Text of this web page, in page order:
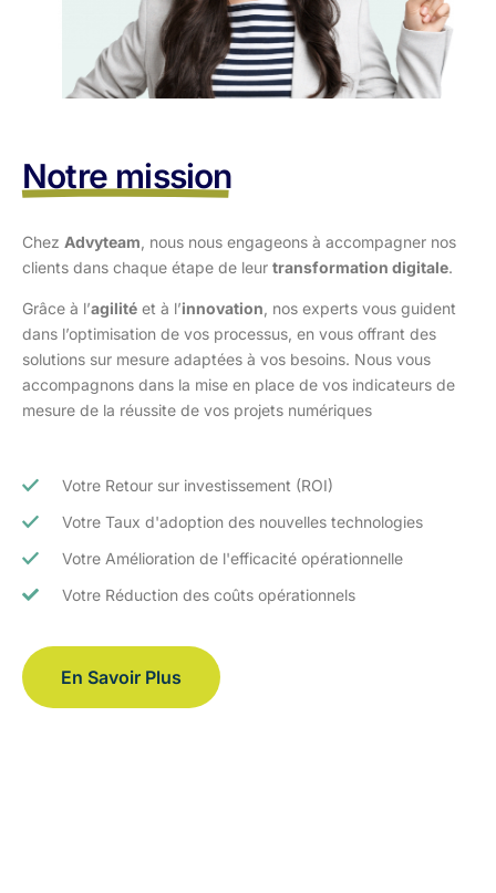
Notre mission
Chez Advyteam , nous nous engageons à accompagner nos
clients dans chaque étape de leur transformation digitale.
Grâce à l’agilité et à l’innovation , nos experts vous guident
dans l’optimisation de vos processus, en vous offrant des
solutions sur mesure adaptées à vos besoins. Nous vous
accompagnons dans la mise en place de vos indicateurs de
mesure de la réussite de vos projets numériques
Votre Retour sur investissement (ROI)
Votre Taux d'adoption des nouvelles technologies
Votre Amélioration de l'efficacité opérationnelle
Votre Réduction des coûts opérationnels
En Savoir Plus